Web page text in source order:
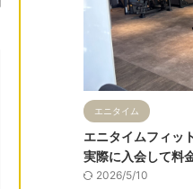
エニタイム
エニタイムフィッ
実際に入会して料
2026/5/10